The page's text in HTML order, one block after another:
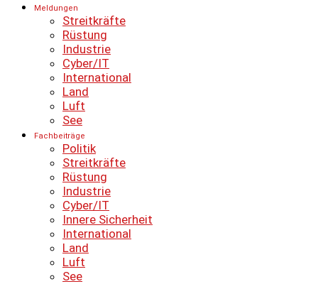
Meldungen
Streitkräfte
Rüstung
Industrie
Cyber/IT
International
Land
Luft
See
Fachbeiträge
Politik
Streitkräfte
Rüstung
Industrie
Cyber/IT
Innere Sicherheit
International
Land
Luft
See